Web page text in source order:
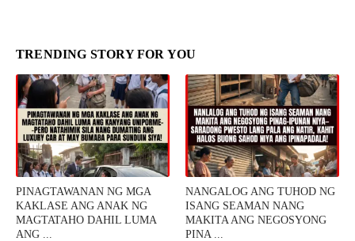
TRENDING STORY FOR YOU
PINAGTAWANAN NG MGA
KAKLASE ANG ANAK NG
MAGTATAHO DAHIL LUMA
ANG ...
NANGALOG ANG TUHOD NG
ISANG SEAMAN NANG
MAKITA ANG NEGOSYONG
PINA ...